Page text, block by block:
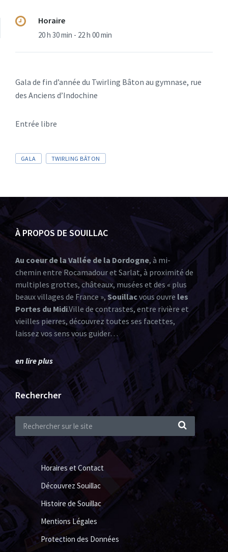
Horaire
20 h 30 min - 22 h 00 min
Gala de fin d’année du Twirling Bâton au gymnase, rue
des Anciens d’Indochine
Entrée libre
GALA TWIRLING BÂTON
À PROPOS DE SOUILLAC
Au coeur de la Vallée de la Dordogne, à mi-
chemin entre Rocamadour et Sarlat, à proximité de
multiples grottes, châteaux, musées et des « plus
beaux villages de France », Souillacvous ouvre les
Portes du Midi.Ville de contrastes, entre rivière et
vieilles pierres, découvrez toutes ses facettes,
laissez vos sens vous guider…
en lire plus
Rechercher
Horaires et Contact
Découvrez Souillac
Histoire de Souillac
Mentions Légales
Protection des Données